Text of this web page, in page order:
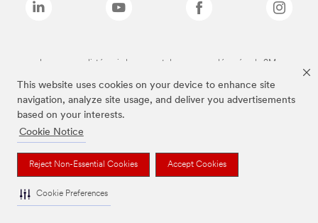
This website uses cookies on your device to enhance site
navigation, analyze site usage, and deliver you advertisements
based on your interests.
Cookie Notice
Reject Non-Essential Cookies Accept Cookies
Cookie Preferences
Les marques listées ci-dessus sont des marques déposées de 3M.